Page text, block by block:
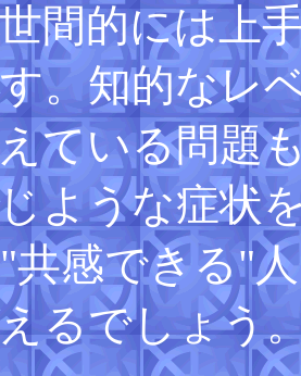
間的には上
。知的なレ
ている問題
ような症状
共感できる"
るでしょう